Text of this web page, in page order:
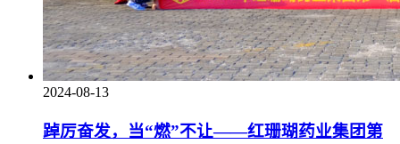
2024-08-13
踔厉奋发，当“燃”不让——红珊瑚药业集团第